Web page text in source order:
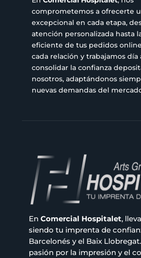
comprometemos a ofrecerte
excepcional en cada etapa,
atención personalizada hasta
eficiente de tus pedidos
cada relación y trabajamos día
consolidar la confianza
nosotros, adaptándonos
nuevas demandas del
En Comercial Hospitalet,
siendo tu imprenta de
Barcelonés y el Baix
pasión por la impresión y el